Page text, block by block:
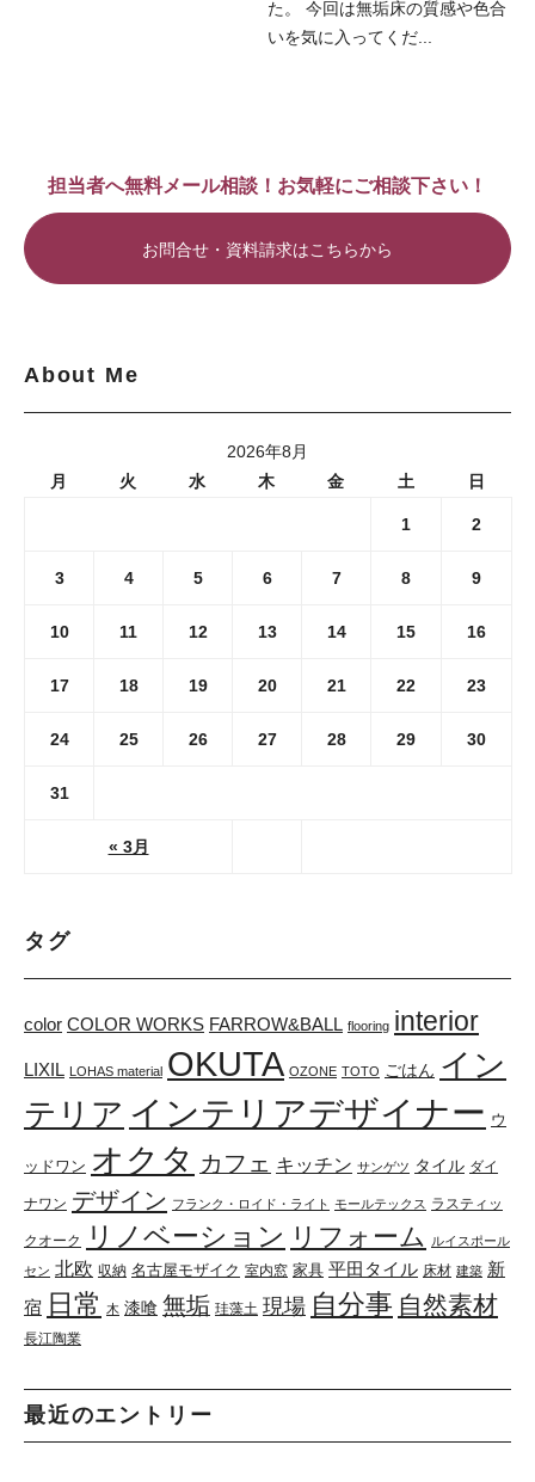
た。 今回は無垢床の質感や色合
いを気に入ってくだ...
担当者へ無料メール相談！お気軽にご相談下さい！
お問合せ・資料請求はこちらから
About Me
2026年8月
月
火 水 木 金 土 日
« 3月
1 2
3 4 5 6 7 8 9
10 11 12 13 14 15 16
17 18 19 20 21 22 23
24 25 26 27 28 29 30
31
タグ
color COLOR WORKS FARROW&BALL flooring interior
LIXIL LOHAS material OKUTA OZONE TOTO ごはん イン
テリア インテリアデザイナー ウ
ッドワン オクタ カフェ キッチン サンゲツ タイル ダイ
ナワン デザイン フランク・ロイド・ライト モールテックス ラスティッ
クオーク リノベーション リフォーム ルイスポール
セン 北欧 収納 名古屋モザイク 室内窓 家具 平田タイル 床材 建築 新
宿 日常 木 漆喰 無垢 珪藻土 現場 自分事 自然素材
長江陶業
最近のエントリー